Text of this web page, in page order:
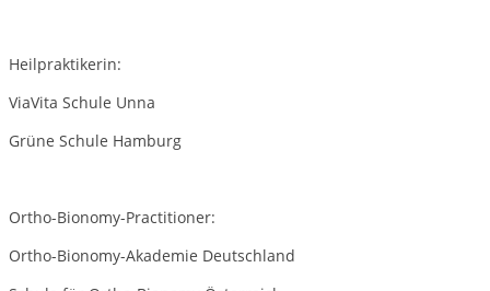
Heilpraktikerin:
ViaVita Schule Unna
Grüne Schule Hamburg
Ortho-Bionomy-Practitioner:
Ortho-Bionomy-Akademie Deutschland